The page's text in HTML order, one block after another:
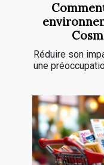
Réduire son
une